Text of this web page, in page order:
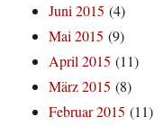
Juni 2015 (4)
Mai 2015 (9)
April 2015 (11)
März 2015 (8)
Februar 2015 (11)